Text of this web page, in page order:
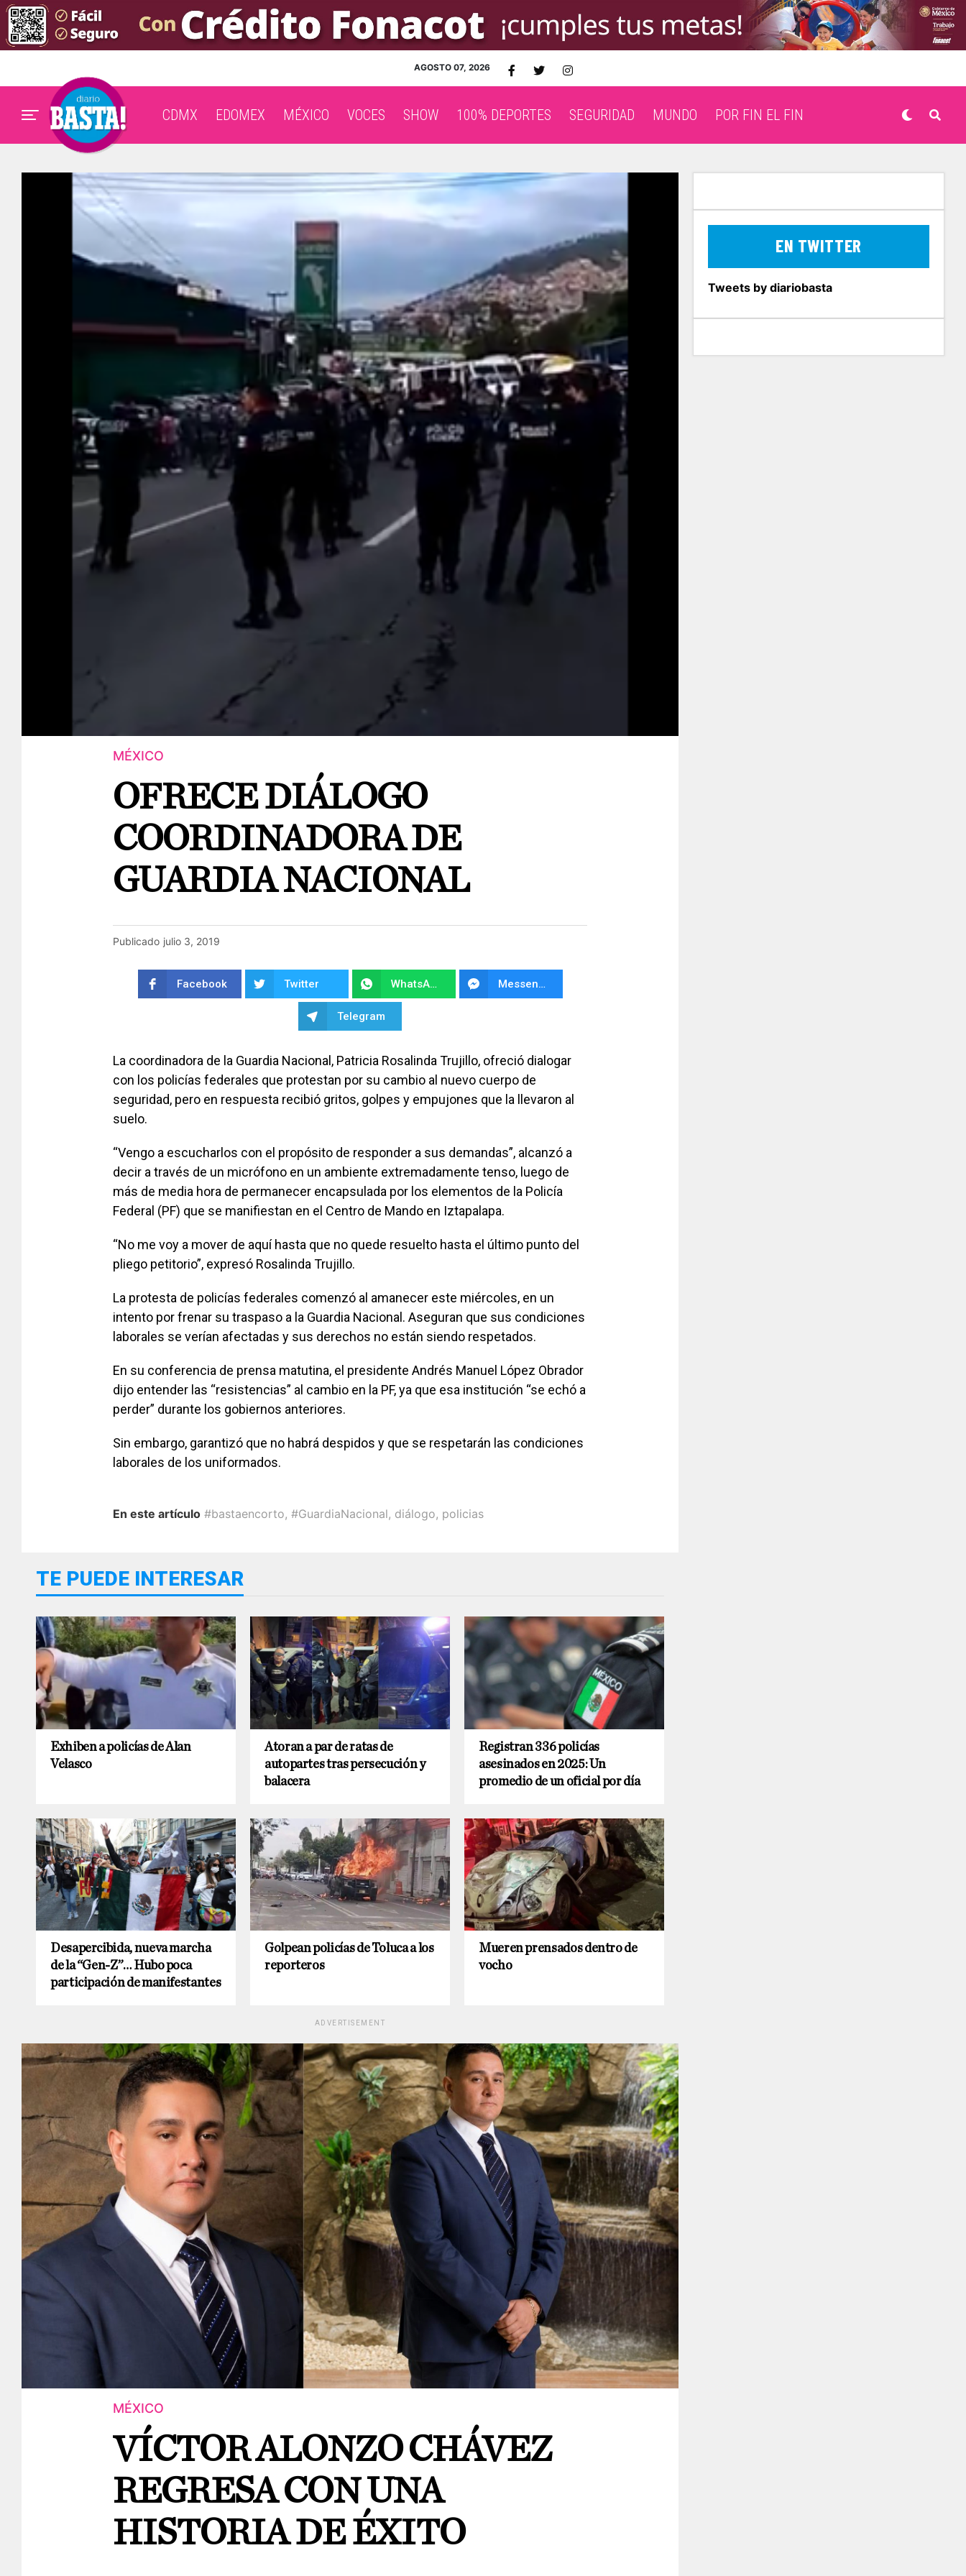
AGOSTO 07, 2026
CDMX EDOMEX MÉXICO VOCES SHOW 100% DEPORTES SEGURIDAD MUNDO POR FIN EL FIN
MÉXICO
OFRECE DIÁLOGO
COORDINADORA DE
GUARDIA NACIONAL
Publicado julio 3, 2019
Facebook Twitter WhatsApp Messenger
Telegram
La coordinadora de la Guardia Nacional, Patricia Rosalinda Trujillo, ofreció dialogar
con los policías federales que protestan por su cambio al nuevo cuerpo de
seguridad, pero en respuesta recibió gritos, golpes y empujones que la llevaron al
suelo.
“Vengo a escucharlos con el propósito de responder a sus demandas”, alcanzó a
decir a través de un micrófono en un ambiente extremadamente tenso, luego de
más de media hora de permanecer encapsulada por los elementos de la Policía
Federal (PF) que se manifiestan en el Centro de Mando en Iztapalapa.
“No me voy a mover de aquí hasta que no quede resuelto hasta el último punto del
pliego petitorio”, expresó Rosalinda Trujillo.
La protesta de policías federales comenzó al amanecer este miércoles, en un
intento por frenar su traspaso a la Guardia Nacional. Aseguran que sus condiciones
laborales se verían afectadas y sus derechos no están siendo respetados.
En su conferencia de prensa matutina, el presidente Andrés Manuel López Obrador
dijo entender las “resistencias” al cambio en la PF, ya que esa institución “se echó a
perder” durante los gobiernos anteriores.
Sin embargo, garantizó que no habrá despidos y que se respetarán las condiciones
laborales de los uniformados.
En este artículo #bastaencorto, #GuardiaNacional, diálogo, policias
TE PUEDE INTERESAR
Exhiben a policías de Alan
Velasco
Atoran a par de ratas de
autopartes tras persecución y
balacera
Registran 336 policías
asesinados en 2025: Un
promedio de un oficial por día
Desapercibida, nueva marcha
de la “Gen-Z”… Hubo poca
participación de manifestantes
Golpean policías de Toluca a los
reporteros
Mueren prensados dentro de
vocho
ADVERTISEMENT
MÉXICO
VÍCTOR ALONZO CHÁVEZ
REGRESA CON UNA
HISTORIA DE ÉXITO
EN TWITTER
Tweets by diariobasta